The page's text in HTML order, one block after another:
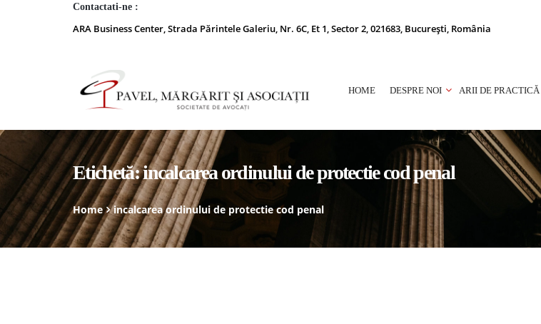
Contactati-ne :
ARA Business Center, Strada Părintele Galeriu, Nr. 6C, Et 1, Sector 2, 021683, București, România
HOME DESPRE NOI ARII DE PRACTICĂ
Etichetă:incalcarea ordinului de protectie cod penal
Home incalcarea ordinului de protectie cod penal